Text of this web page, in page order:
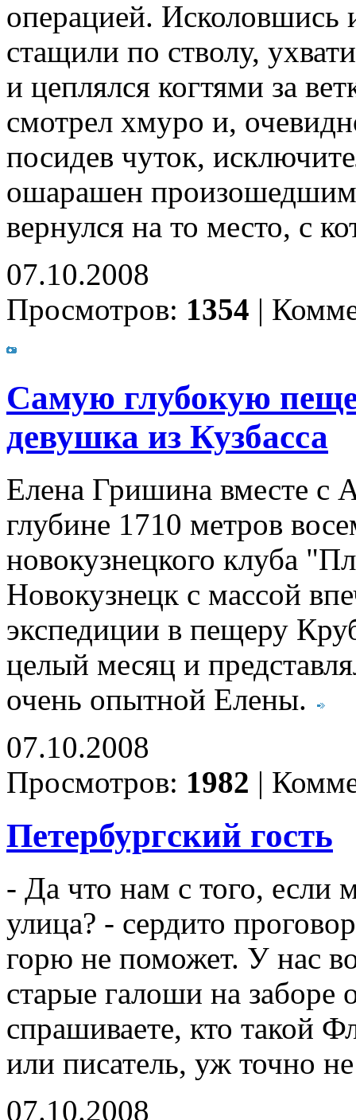
операцией. Исколовшись
стащили по стволу,
и цеплялся когтями за
смотрел хмуро и,
посидев чуток,
ошарашен произошедшим,
вернулся на то место, с
07.10.2008
Просмотров: 1354 |
Самую глубокую
девушка из Кузбасса
Елена Гришина вместе с
глубине 1710 метров
новокузнецкого клуба
Новокузнецк с массой
экспедиции в пещеру
целый месяц и
очень опытной Елены.
07.10.2008
Просмотров: 1982 |
Петербургский гость
- Да что нам с того, если
улица? - сердито
горю не поможет. У нас
старые галоши на заборе
спрашиваете, кто такой
или писатель, уж точно
07.10.2008